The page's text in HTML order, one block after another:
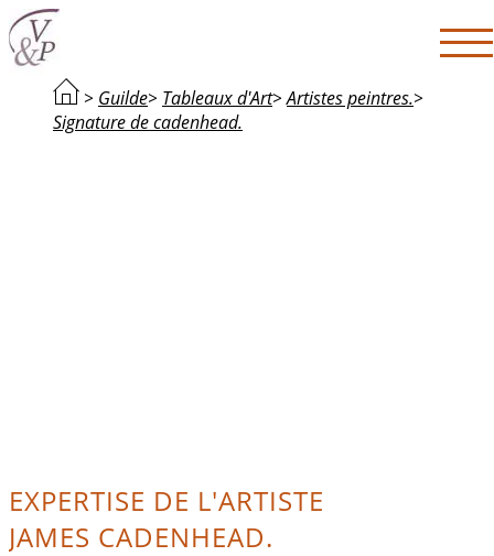
> Guilde> Tableaux d'Art>Artistes peintres.>
Signature de cadenhead.
EXPERTISE DE L'ARTISTE
JAMES CADENHEAD.